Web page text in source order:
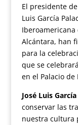
El presidente
Luis García
Iberoamericana
Alcántara, han
para la
que se
en el Palacio de
José Luis
conservar las
nuestra cultura